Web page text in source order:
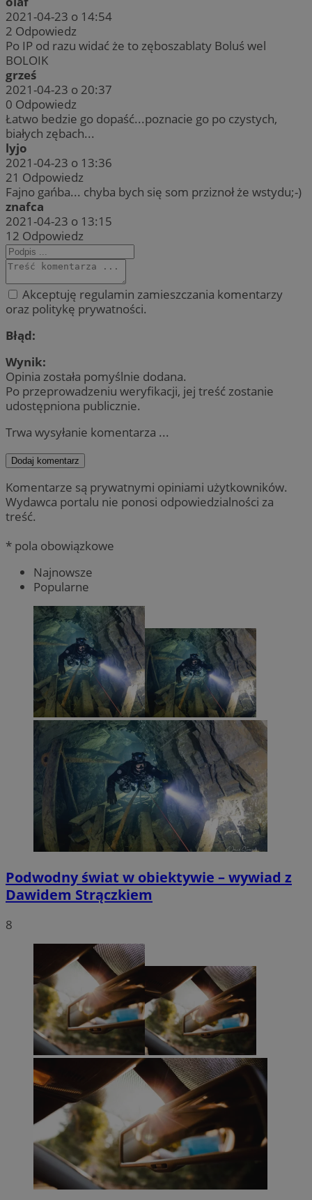
2021-04-23 o 14:54
2 Odpowiedz
Po IP od razu widać że to zęboszablaty Boluś wel
BOLOIK
grześ
2021-04-23 o 20:37
0 Odpowiedz
Łatwo bedzie go dopaść...poznacie go po czystych,
białych zębach...
lyjo
2021-04-23 o 13:36
21 Odpowiedz
Fajno gańba... chyba bych się som prziznoł że wstydu;-)
znafca
2021-04-23 o 13:15
12 Odpowiedz
Akceptuję regulamin zamieszczania komentarzy
oraz politykę prywatności.
Błąd:
Wynik:
Opinia została pomyślnie dodana.
Po przeprowadzeniu weryfikacji, jej treść zostanie
udostępniona publicznie.
Trwa wysyłanie komentarza ...
Dodaj komentarz
Komentarze są prywatnymi opiniami użytkowników.
Wydawca portalu nie ponosi odpowiedzialności za
treść.
* pola obowiązkowe
Najnowsze
Popularne
Podwodny świat w obiektywie – wywiad z
Dawidem Strączkiem
8